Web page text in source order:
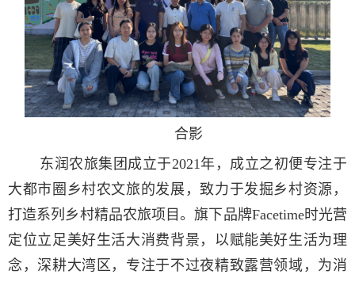
合影
东润农旅集团成立于2021年，成立之初便专注于
大都市圈乡村农文旅的发展，致力于发掘乡村资源，
打造系列乡村精品农旅项目。旗下品牌Facetime时光营
定位立足美好生活大消费背景，以赋能美好生活为理
念，深耕大湾区，专注于不过夜精致露营领域，为消